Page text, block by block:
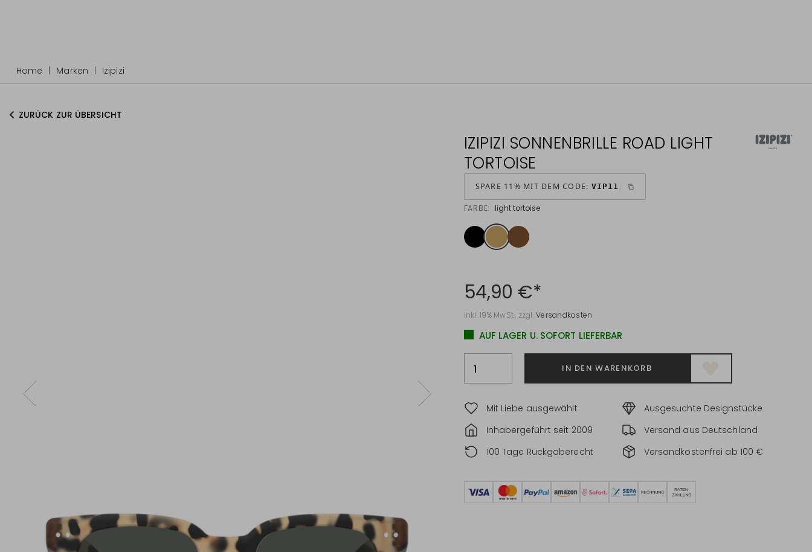
Home Marken Izipizi
ZURÜCK ZUR ÜBERSICHT
IZIPIZI SONNENBRILLE ROAD LIGHT
TORTOISE
SPARE 11% MIT DEM CODE: VIP11
FARBE: light tortoise
54,90 €*
inkl. 19% MwSt., zzgl.Versandkosten
AUF LAGER U. SOFORT LIEFERBAR
IN DEN WARENKORB
Mit Liebe ausgewählt
Ausgesuchte Designstücke
Inhabergeführt seit 2009
Versand aus Deutschland
100 Tage Rückgaberecht
Versandkostenfrei ab 100 €